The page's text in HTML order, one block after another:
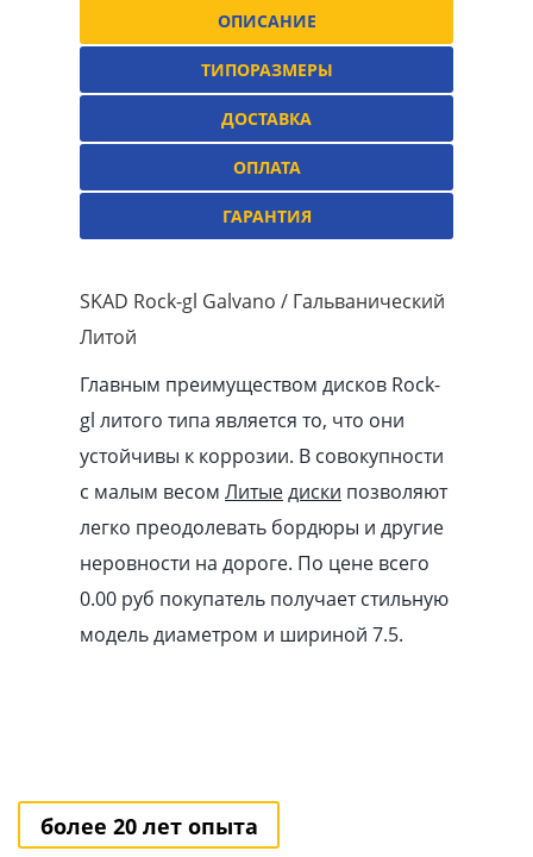
ОПИСАНИЕ
ТИПОРАЗМЕРЫ
ДОСТАВКА
ОПЛАТА
ГАРАНТИЯ
SKAD Rock-gl Galvano / Гальванический
Литой
Главным преимуществом дисков Rock-
gl литого типа является то, что они
устойчивы к коррозии. В совокупности
с малым весом Литыедиски позволяют
легко преодолевать бордюры и другие
неровности на дороге. По цене всего
0.00 pуб покупатель получает стильную
модель диаметром и шириной 7.5.
более 20 лет опыта